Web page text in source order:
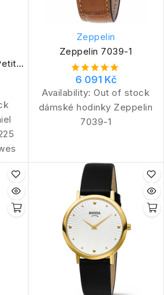
Zeppelin
Zeppelin 7039-1
6 091 Kč
Availability: Out of stock
dámské hodinky Zeppelin
7039-1